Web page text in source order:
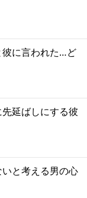
彼に言われた…ど
延ばしにする彼
と考える男の心